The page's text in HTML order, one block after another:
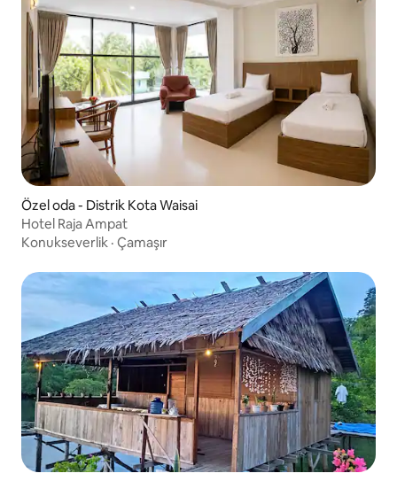
Özel oda - Distrik Kota Waisai
Hotel Raja Ampat
Konukseverlik · Çamaşır